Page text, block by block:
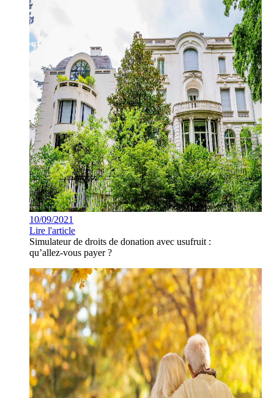
10/09/2021
Lire l'article
Simulateur de droits de donation avec usufruit :
qu’allez-vous payer ?